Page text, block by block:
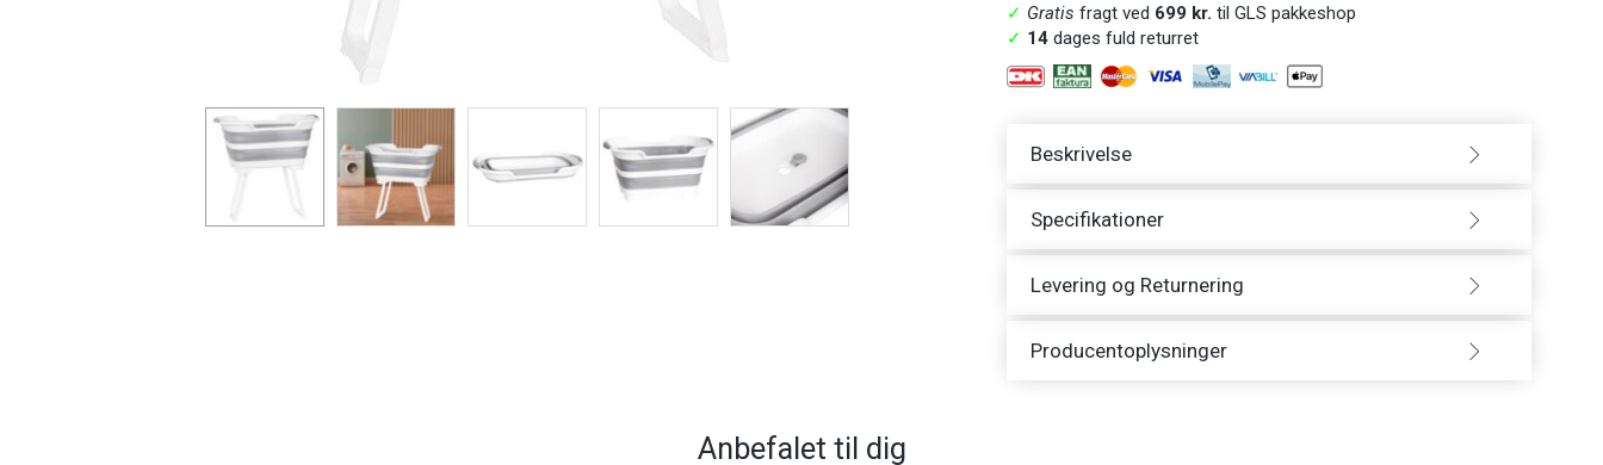
✓ Gratis fragt ved 699 kr. til GLS pakkeshop
✓ 14dages fuld returret
Beskrivelse
Specifikationer
Levering og Returnering
Producentoplysninger
Anbefalet til dig